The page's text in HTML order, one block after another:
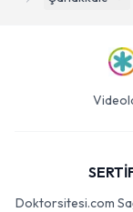
Doktorsitesi.com